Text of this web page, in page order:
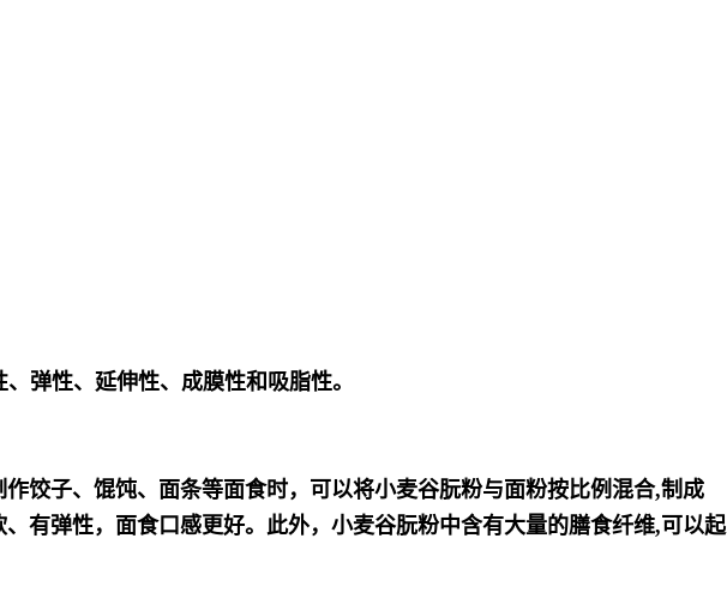
弹性、延伸性、成膜性和吸脂性。
饺子、馄饨、面条等面食时，可以将小麦谷朊粉与面粉按比例混合,制成
有弹性，面食口感更好。此外，小麦谷朊粉中含有大量的膳食纤维,可以起